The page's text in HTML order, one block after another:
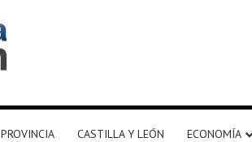
PROVINCIA CASTILLA Y LEÓN ECONOMÍA